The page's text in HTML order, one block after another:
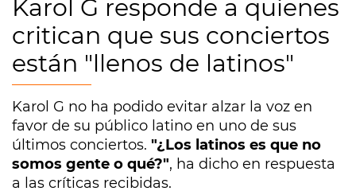
Karol G responde a quienes
critican que sus conciertos
están "llenos de latinos"
Karol G no ha podido evitar alzar la voz en
favor de su público latino en uno de sus
últimos conciertos. "¿Los latinos es que no
somos gente o qué?", ha dicho en respuesta
a las críticas recibidas.